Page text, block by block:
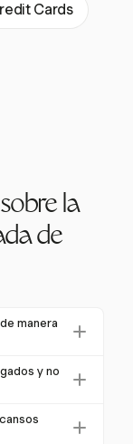
Cards
la
de
manera
entender
descansos
y no
cortos de
que los